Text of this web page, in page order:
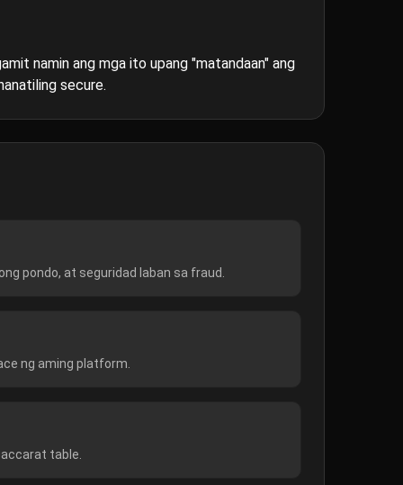
namin ang mga ito upang "matandaan" ang
secure.
pondo, at seguridad laban sa fraud.
ng aming platform.
table.